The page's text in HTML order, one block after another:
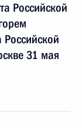
Российской
31 мая